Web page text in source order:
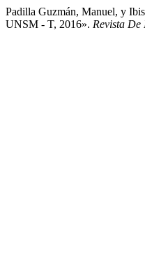
Padilla Guzmán, Manuel, y
UNSM - T, 2016». Revista